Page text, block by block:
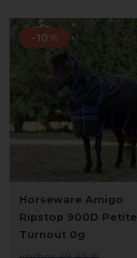
-10%
Horseware Amigo
Ripstop 900D Petite
Turnout 0g